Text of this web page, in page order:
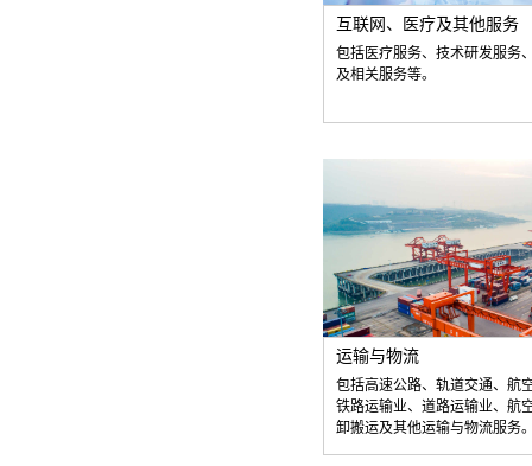
互联网、医疗及其他服务
包括医疗服务、技术研发服务
及相关服务等。
运输与物流
包括高速公路、轨道交通、航
铁路运输业、道路运输业、航
卸搬运及其他运输与物流服务